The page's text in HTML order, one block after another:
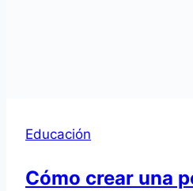
Educación
Cómo crear una